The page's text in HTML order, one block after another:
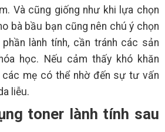
Và cũng giống như khi lựa chọn
bà bầu bạn cũng nên chú ý chọn
lành tính, cần tránh các sản
học. Nếu cảm thấy khó khăn
mẹ có thể nhờ đến sự tư vấn
liễu.
toner lành tính sau